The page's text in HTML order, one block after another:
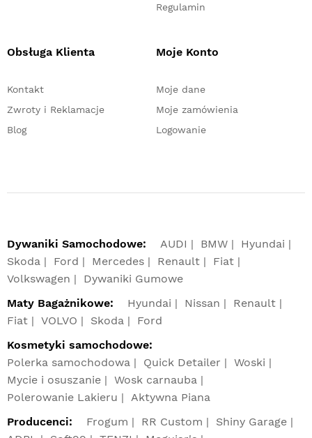
Regulamin
Obsługa Klienta
Kontakt
Zwroty i Reklamacje
Blog
Moje Konto
Moje dane
Moje zamówienia
Logowanie
Dywaniki Samochodowe: AUDI BMW
Hyundai
Skoda
Ford Mercedes Renault
Fiat
Volkswagen
Dywaniki Gumowe
Maty Bagażnikowe:
Hyundai Nissan
Renault
Fiat
VOLVO Skoda
Ford
Kosmetyki samochodowe:
Polerka samochodowa
Quick Detailer
Woski
Mycie i osuszanie
Wosk carnauba
Polerowanie Lakieru
Aktywna Piana
Producenci:
Frogum RR Custom
Shiny Garage